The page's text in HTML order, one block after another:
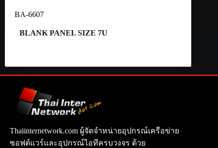
BA-6607
BLANK PANEL SIZE 7U
Thaiinternetwork.com ผู้จัดจำหน่ายอุปกรณ์เครือข่าย
ซอฟต์แวร์และอุปกรณ์ไอทีครบวงจร ด้วย